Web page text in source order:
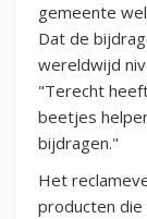
gemeente
Dat de
wereldwijd
"Terecht
beetjes
bijdragen."
Het
producten